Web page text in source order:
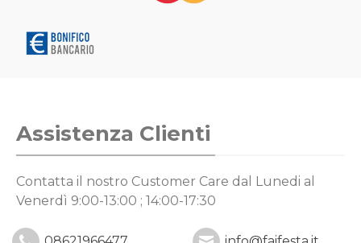
Assistenza Clienti
Contatta il nostro Customer Care dal Lunedi al
Venerdì 9:00-13:00 ; 14:00-17:30